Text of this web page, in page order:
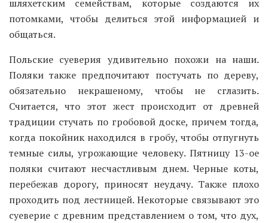
шляхетским семействам, которые создаются их
потомками, чтобы делиться этой информацией и
общаться.
Польские суеверия удивительно похожи на наши.
Поляки также предпочитают постучать по дереву,
обязательно некрашеному, чтобы не сглазить.
Считается, что этот жест происходит от древней
традиции стучать по гробовой доске, причем тогда,
когда покойник находился в гробу, чтобы отпугнуть
темные силы, угрожающие человеку. Пятницу 13-ое
поляки считают несчастливым днем. Черные коты,
перебежав дорогу, приносят неудачу. Также плохо
проходить под лестницей. Некоторые связывают это
суеверие с древним представлением о том, что дух,